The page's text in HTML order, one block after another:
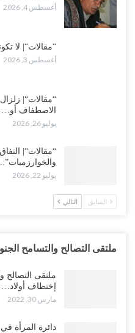
أغسطس 4, 2026
“مقالات“| لا
أغسطس 3, 2026
“مقالات“| زلزال
الاصطفاف أو…
يوليو 26, 2026
“مقالات“|
يوليو 22, 2026
السابق التالي
ملتقى التصالح والتسامح
ملتقى التصالح
إختطاف أولاد…
مارس 30, 2022
دائرة المرأة